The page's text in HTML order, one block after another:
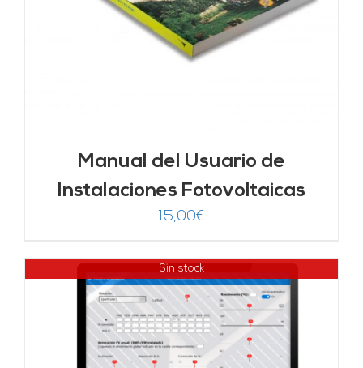
Manual del Usuario de
Instalaciones Fotovoltaicas
15,00€
Sin stock